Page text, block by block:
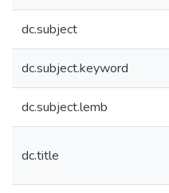
dc.subject
dc.subject.keyword
dc.subject.lemb
dc.title